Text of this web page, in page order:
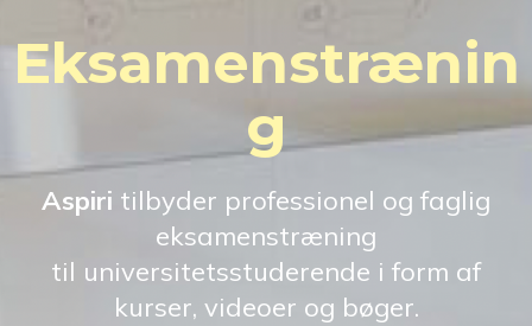
Eksamenstrænin
g
Aspiri tilbyder professionel og faglig
eksamenstræning
til universitetsstuderende i form af
kurser, videoer og bøger.